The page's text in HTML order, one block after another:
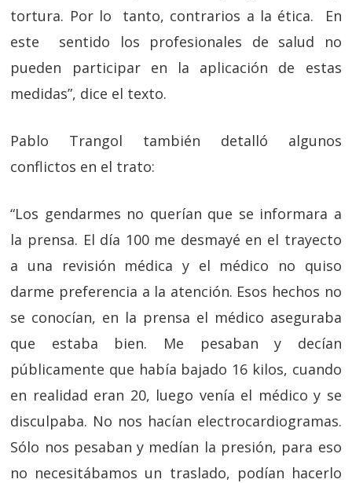
tortura. Por lo tanto, contrarios a la ética. En
este sentido los profesionales de salud no
pueden participar en la aplicación de estas
medidas”, dice el texto.
Pablo Trangol también detalló algunos
conflictos en el trato:
“Los gendarmes no querían que se informara a
la prensa. El día 100 me desmayé en el trayecto
a una revisión médica y el médico no quiso
darme preferencia a la atención. Esos hechos no
se conocían, en la prensa el médico aseguraba
que estaba bien. Me pesaban y decían
públicamente que había bajado 16 kilos, cuando
en realidad eran 20, luego venía el médico y se
disculpaba. No nos hacían electrocardiogramas.
Sólo nos pesaban y medían la presión, para eso
no necesitábamos un traslado, podían hacerlo